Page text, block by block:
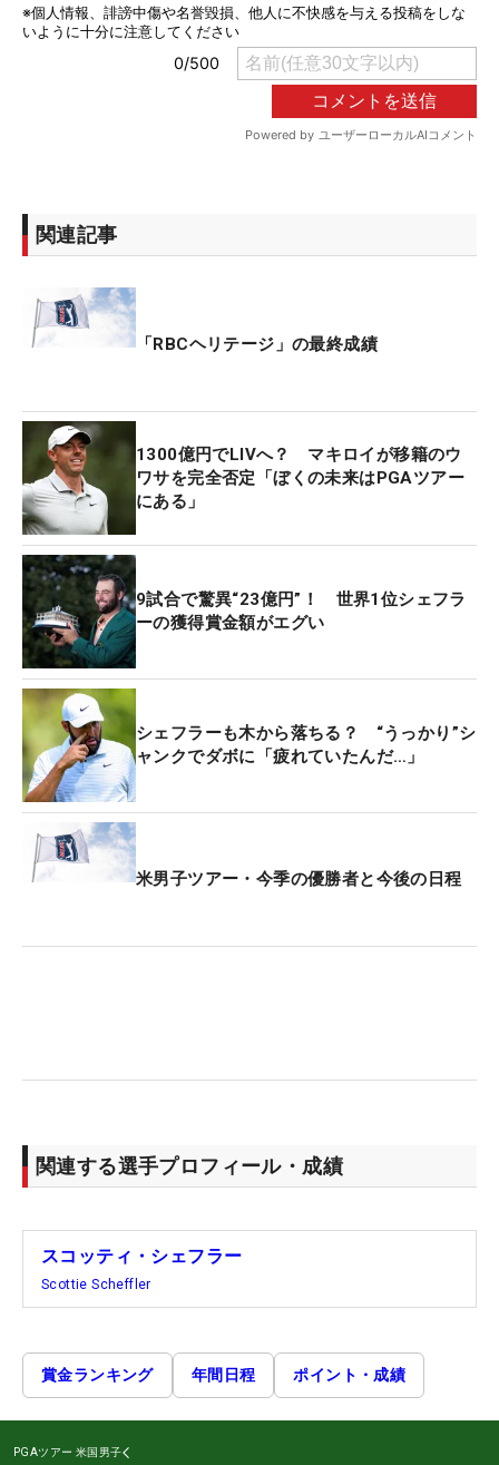
関連記事
「RBCヘリテージ」の最終成績
1300億円でLIVへ？ マキロイが移籍のウ
ワサを完全否定「ぼくの未来はPGAツアー
にある」
9試合で驚異“23億円”！ 世界1位シェフラ
ーの獲得賞金額がエグい
シェフラーも木から落ちる？ “うっかり”シ
ャンクでダボに「疲れていたんだ…」
米男子ツアー・今季の優勝者と今後の日程
関連する選手プロフィール・成績
スコッティ・シェフラー
Scottie Scheffler
賞金ランキング 年間日程 ポイント・成績
PGAツアー 米国男子